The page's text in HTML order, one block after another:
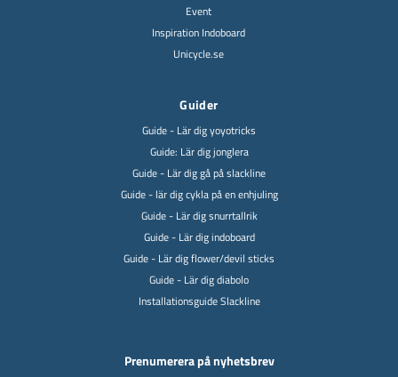
Event
Inspiration Indoboard
Unicycle.se
Guider
Guide - Lär dig yoyotricks
Guide: Lär dig jonglera
Guide - Lär dig gå på slackline
Guide - lär dig cykla på en enhjuling
Guide - Lär dig snurrtallrik
Guide - Lär dig indoboard
Guide - Lär dig flower/devil sticks
Guide - Lär dig diabolo
Installationsguide Slackline
Prenumerera på nyhetsbrev